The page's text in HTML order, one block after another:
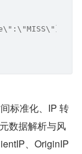
标准化、IP 转
数据解析与风
、OriginIP